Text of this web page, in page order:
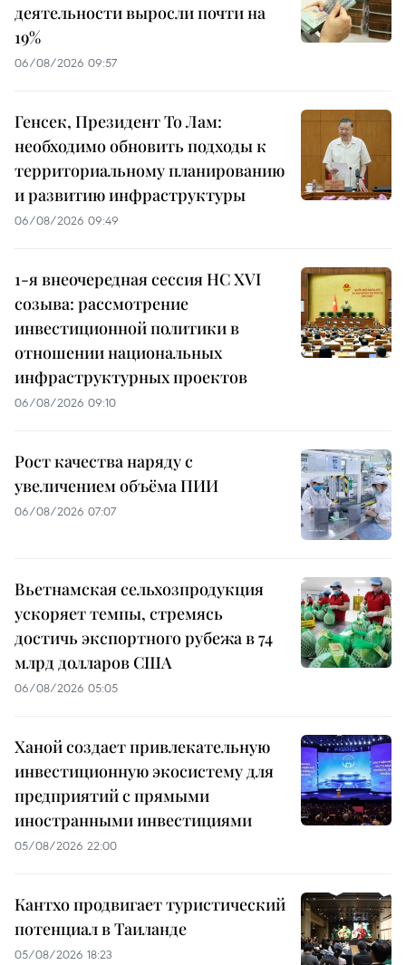
деятельности выросли почти на
19%
06/08/2026 09:57
Генсек, Президент То Лам:
необходимо обновить подходы к
территориальному планированию
и развитию инфраструктуры
06/08/2026 09:49
1-я внеочередная сессия НС XVI
созыва: рассмотрение
инвестиционной политики в
отношении национальных
инфраструктурных проектов
06/08/2026 09:10
Рост качества наряду с
увеличением объёма ПИИ
06/08/2026 07:07
Вьетнамская сельхозпродукция
ускоряет темпы, стремясь
достичь экспортного рубежа в 74
млрд долларов США
06/08/2026 05:05
Ханой создает привлекательную
инвестиционную экосистему для
предприятий с прямыми
иностранными инвестициями
05/08/2026 22:00
Кантхо продвигает туристический
потенциал в Таиланде
05/08/2026 18:23